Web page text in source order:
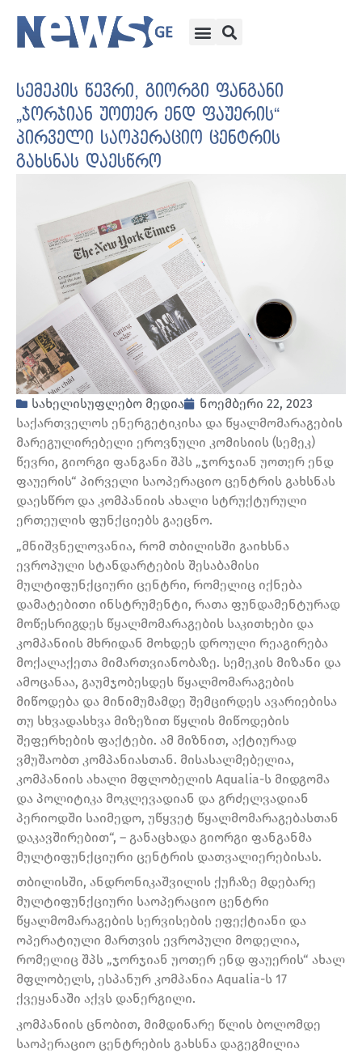
სემეკის წევრი, გიორგი ფანგანი
„ჯორჯიან უოთერ ენდ ფაუერის“
პირველი საოპერაციო ცენტრის
გახსნას დაესწრო
სახელისუფლებო მედია
ნოემბერი 22, 2023
საქართველოს ენერგეტიკისა და წყალმომარაგების
მარეგულირებელი ეროვნული კომისიის (სემეკ)
წევრი, გიორგი ფანგანი შპს „ჯორჯიან უოთერ ენდ
ფაუერის“ პირველი საოპერაციო ცენტრის გახსნას
დაესწრო და კომპანიის ახალი სტრუქტურული
ერთეულის ფუნქციებს გაეცნო.
„მნიშვნელოვანია, რომ თბილისში გაიხსნა
ევროპული სტანდარტების შესაბამისი
მულტიფუნქციური ცენტრი, რომელიც იქნება
დამატებითი ინსტრუმენტი, რათა ფუნდამენტურად
მოწესრიგდეს წყალმომარაგების საკითხები და
კომპანიის მხრიდან მოხდეს დროული რეაგირება
მოქალაქეთა მიმართვიანობაზე. სემეკის მიზანი და
ამოცანაა, გაუმჯობესდეს წყალმომარაგების
მიწოდება და მინიმუმამდე შემცირდეს ავარიებისა
თუ სხვადასხვა მიზეზით წყლის მიწოდების
შეფერხების ფაქტები. ამ მიზნით, აქტიურად
ვმუშაობთ კომპანიასთან. მისასალმებელია,
კომპანიის ახალი მფლობელის Aqualia-ს მიდგომა
და პოლიტიკა მოკლევადიან და გრძელვადიან
პერიოდში საიმედო, უწყვეტ წყალმომარაგებასთან
დაკავშირებით“, – განაცხადა გიორგი ფანგანმა
მულტიფუნქციური ცენტრის დათვალიერებისას.
თბილისში, ანდრონიკაშვილის ქუჩაზე მდებარე
მულტიფუნქციური საოპერაციო ცენტრი
წყალმომარაგების სერვისების ეფექტიანი და
ოპერატიული მართვის ევროპული მოდელია,
რომელიც შპს „ჯორჯიან უოთერ ენდ ფაუერის“ ახალ
მფლობელს, ესპანურ კომპანია Aqualia-ს 17
ქვეყანაში აქვს დანერგილი.
კომპანიის ცნობით, მიმდინარე წლის ბოლომდე
საოპერაციო ცენტრების გახსნა დაგეგმილია